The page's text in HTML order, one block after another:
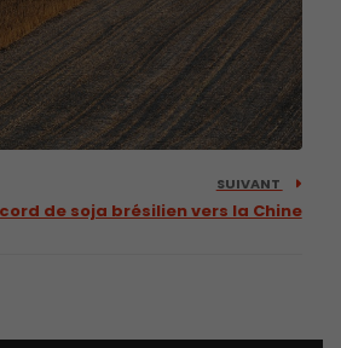
SUIVANT
de soja brésilien vers la Chine